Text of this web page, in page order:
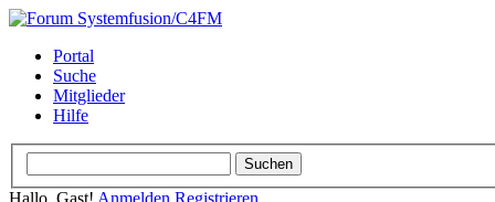
Portal
Suche
Mitglieder
Hilfe
Hallo, Gast! Anmelden Registrieren